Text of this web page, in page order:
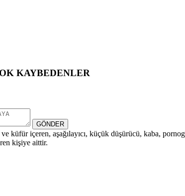
KAYBEDENLER
GÖNDER
ve küfür içeren, aşağılayıcı, küçük düşürücü, kaba,
kişiye aittir.